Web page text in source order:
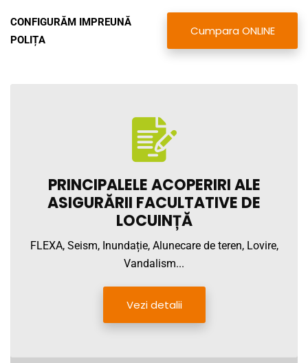
CONFIGURĂM IMPREUNĂ
POLIȚA
Cumpara ONLINE
PRINCIPALELE ACOPERIRI ALE
ASIGURĂRII FACULTATIVE DE
LOCUINȚĂ
FLEXA, Seism, Inundație, Alunecare de teren, Lovire,
Vandalism...
Vezi detalii